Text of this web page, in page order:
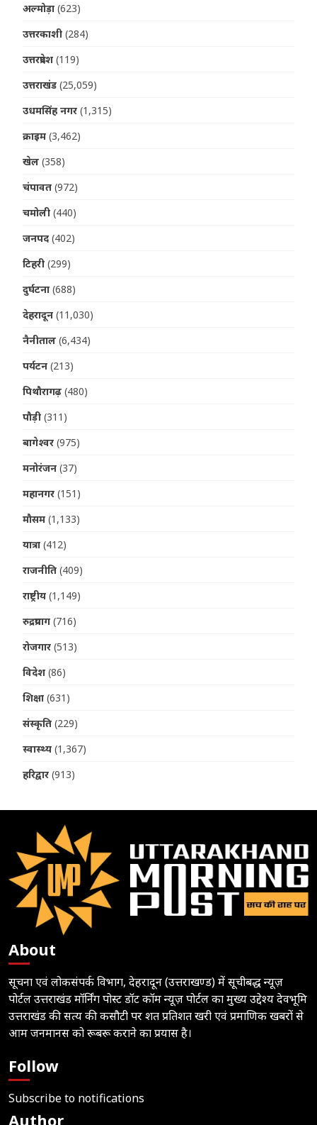
अल्मोड़ा (623)
उत्तरकाशी (284)
उत्तरप्रदेश (119)
उत्तराखंड (25,059)
उधमसिंह नगर (1,315)
क्राइम (3,462)
खेल (358)
चंपावत (972)
चमोली (440)
जनपद (402)
टिहरी (299)
दुर्घटना (688)
देहरादून (11,030)
नैनीताल (6,434)
पर्यटन (213)
पिथौरागढ़ (480)
पौड़ी (311)
बागेश्वर (975)
मनोरंजन (37)
महानगर (151)
मौसम (1,133)
यात्रा (412)
राजनीति (409)
राष्ट्रीय (1,149)
रुद्रप्रयाग (716)
रोजगार (513)
विदेश (86)
शिक्षा (631)
संस्कृति (229)
स्वास्थ्य (1,367)
हरिद्वार (913)
About
सूचना एवं लोकसंपर्क विभाग, देहरादून (उत्तराखण्ड) में सूचीबद्ध न्यूज़
पोर्टल उत्तराखंड मॉर्निंग पोस्ट डॉट कॉम न्यूज़ पोर्टल का मुख्य उद्देश्य देवभूमि
उत्तराखंड की सत्य की कसौटी पर शत प्रतिशत खरी एवं प्रमाणिक खबरों से
आम जनमानस को रूबरू कराने का प्रयास है।
Follow
Subscribe to notifications
Author